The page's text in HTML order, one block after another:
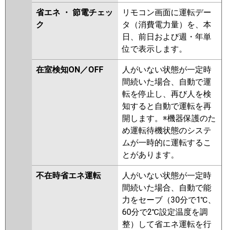
省エネ ・ 節電チェッ
ク
リモコン画面に運転デー
タ（消費電力量）を、本
日、前日および週・年単
位で表示します。
在室検知ON／OFF
人がいない状態が一定時
間続いた場合、自動で運
転を停止し、再び人を検
知すると自動で運転を再
開します。※機器保護のた
め運転待機状態のシステ
ムが一時的に運転するこ
とがあります。
不在時省エネ運転
人がいない状態が一定時
間続いた場合、自動で能
力をセーブ（30分で1℃、
60分で2℃設定温度を調
整）して省エネ運転を行